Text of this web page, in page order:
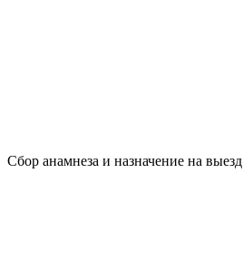
Сбор анамнеза и назначение на выезд